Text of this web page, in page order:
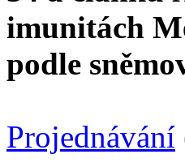
imunitách
podle
Projednávání